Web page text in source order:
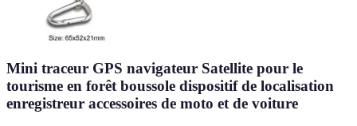
Mini traceur GPS navigateur Satellite pour le
tourisme en forêt boussole dispositif de localisation
enregistreur accessoires de moto et de voiture